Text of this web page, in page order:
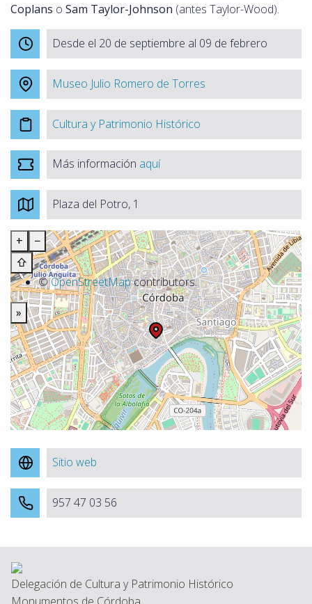
Coplans o Sam Taylor-Johnson (antes Taylor-Wood).
Desde el 20 de septiembre al 09 de febrero
Museo Julio Romero de Torres
Cultura y Patrimonio Histórico
Más información aquí
Plaza del Potro, 1
+
−
⇧
©OpenStreetMapcontributors.
»
Sitio web
957 47 03 56
Delegación de Cultura y Patrimonio Histórico